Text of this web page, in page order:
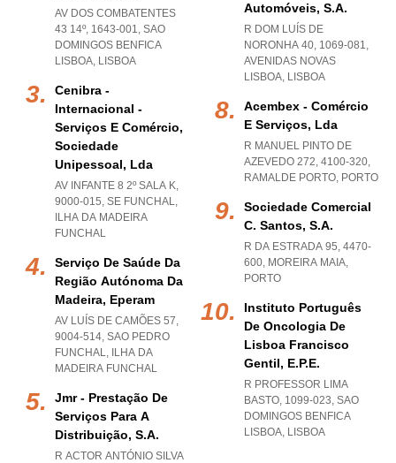
AV DOS COMBATENTES
43 14º, 1643-001, SAO
DOMINGOS BENFICA
LISBOA, LISBOA
Cenibra -
Internacional -
Serviços E Comércio,
Sociedade
Unipessoal, Lda
AV INFANTE 8 2º SALA K,
9000-015, SE FUNCHAL,
ILHA DA MADEIRA
FUNCHAL
Serviço De Saúde Da
Região Autónoma Da
Madeira, Eperam
AV LUÍS DE CAMÕES 57,
9004-514, SAO PEDRO
FUNCHAL, ILHA DA
MADEIRA FUNCHAL
Jmr - Prestação De
Serviços Para A
Distribuição, S.a.
R ACTOR ANTÓNIO SILVA
Automóveis, S.a.
R DOM LUÍS DE
NORONHA 40, 1069-081,
AVENIDAS NOVAS
LISBOA, LISBOA
Acembex - Comércio
E Serviços, Lda
R MANUEL PINTO DE
AZEVEDO 272, 4100-320,
RAMALDE PORTO, PORTO
Sociedade Comercial
C. Santos, S.a.
R DA ESTRADA 95, 4470-
600, MOREIRA MAIA,
PORTO
Instituto Português
De Oncologia De
Lisboa Francisco
Gentil, E.p.e.
R PROFESSOR LIMA
BASTO, 1099-023, SAO
DOMINGOS BENFICA
LISBOA, LISBOA